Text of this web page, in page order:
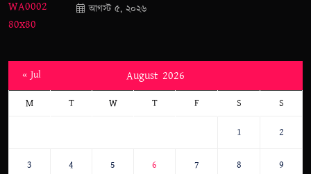
আগস্ট ৫, ২০২৬
August 2026
M T W T F S S
1 2
3 4 5 6 7 8 9
« Jul